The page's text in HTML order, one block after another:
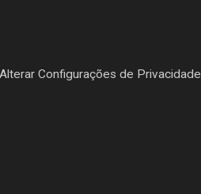
Configurações de Privacidade